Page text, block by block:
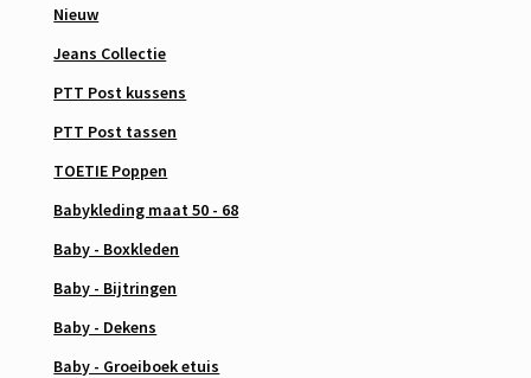
Nieuw
Jeans Collectie
PTT Post kussens
PTT Post tassen
TOETIE Poppen
Babykleding maat 50 - 68
Baby - Boxkleden
Baby - Bijtringen
Baby - Dekens
Baby - Groeiboek etuis